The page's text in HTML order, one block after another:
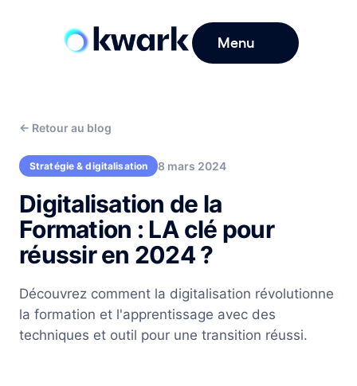
Menu
← Retour au blog
Stratégie & digitalisation 8 mars 2024
Digitalisation de la
Formation : LA clé pour
réussir en 2024 ?
Découvrez comment la digitalisation révolutionne
la formation et l'apprentissage avec des
techniques et outil pour une transition réussi.